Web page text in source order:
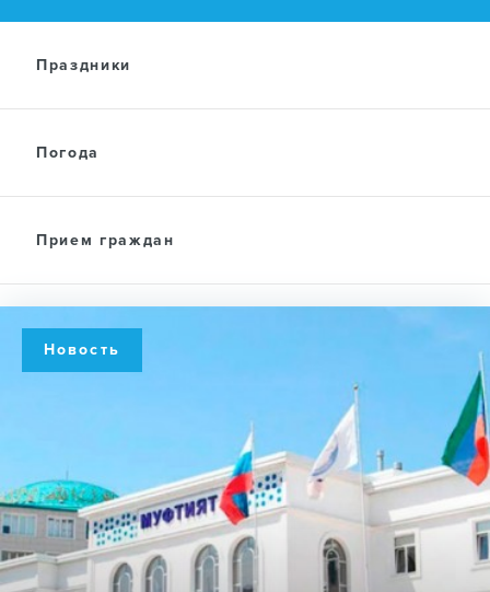
Праздники
Погода
Прием граждан
Новость